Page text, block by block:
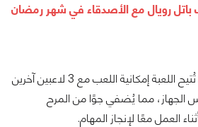
تجربة تعاونية فوضوية: تُتيح اللعبة إمكانية اللعب مع 3 لاعبين آخرين
الجهاز، مما يُضفي جوًا من المرح
العمل معًا لإنجاز المهام.